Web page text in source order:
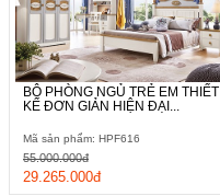
BỘ PHÒNG NGỦ TRẺ EM THIẾT
KẾ ĐƠN GIẢN HIỆN ĐẠI...
Mã sản phẩm: HPF616
29.265.000đ
55.000.000đ